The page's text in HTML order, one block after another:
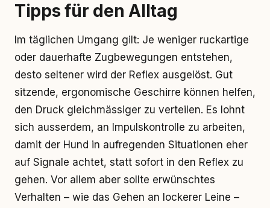
Tipps für den Alltag
Im täglichen Umgang gilt: Je weniger ruckartige
oder dauerhafte Zugbewegungen entstehen,
desto seltener wird der Reflex ausgelöst. Gut
sitzende, ergonomische Geschirre können helfen,
den Druck gleichmässiger zu verteilen. Es lohnt
sich ausserdem, an Impulskontrolle zu arbeiten,
damit der Hund in aufregenden Situationen eher
auf Signale achtet, statt sofort in den Reflex zu
gehen. Vor allem aber sollte erwünschtes
Verhalten – wie das Gehen an lockerer Leine –